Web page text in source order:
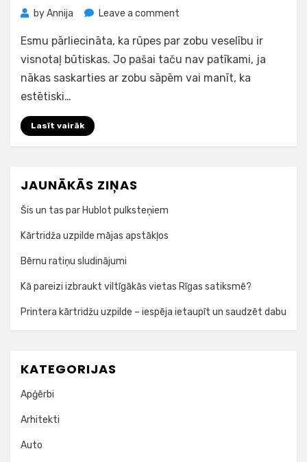
byAnnija Leave a comment
aicina
pievērst
daudz
Esmu pārliecināta, ka rūpes par zobu veselību ir
visnotaļ būtiskas. Jo pašai taču nav patīkami, ja
nākas saskarties ar zobu sāpēm vai manīt, ka
estētiski…
Lasīt vairāk
JAUNĀKĀS ZIŅAS
Šis un tas par Hublot pulksteņiem
Kārtridža uzpilde mājas apstākļos
Bērnu ratiņu sludinājumi
Kā pareizi izbraukt viltīgākās vietas Rīgas satiksmē?
Printera kārtridžu uzpilde – iespēja ietaupīt un saudzēt dabu
KATEGORIJAS
Apģērbi
Arhitekti
Auto